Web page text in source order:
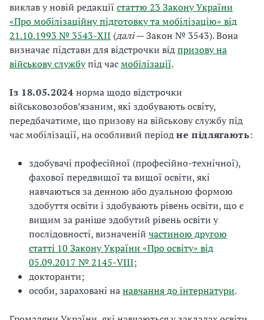
виклав у новій редакції статтю 23 Закону України
«Про мобілізаційну підготовку та мобілізацію» від
21.10.1993 № 3543-XII (далі— Закон № 3543). Вона
визначає підстави для відстрочки відпризову на
військову службупід часмобілізації.
Із 18.05.2024норма щодо відстрочки
військовозобов’язаним, які здобувають освіту,
передбачатиме, що призову на військову службу під
час мобілізації, на особливий періодне підлягають:
здобувачі професійної (професійно-технічної),
фахової передвищої та вищої освіти, які
навчаються за денною або дуальною формою
здобуття освіти і здобувають рівень освіти, що є
вищим за раніше здобутий рівень освіти у
послідовності, визначеній частиною другою
статті 10 Закону України «Про освіту» від
05.09.2017 № 2145-VIII;
докторанти;
особи, зараховані нанавчання до інтернатури.